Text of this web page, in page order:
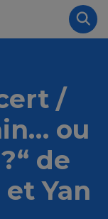
/
ou
de
Yan